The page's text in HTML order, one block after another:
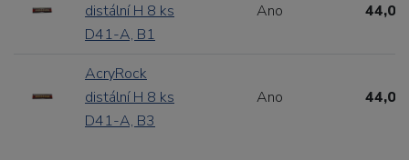
distální H 8 ks
D41-A, B1
Ano 44,00
AcryRock
distální H 8 ks
D41-A, B3
Ano 44,00